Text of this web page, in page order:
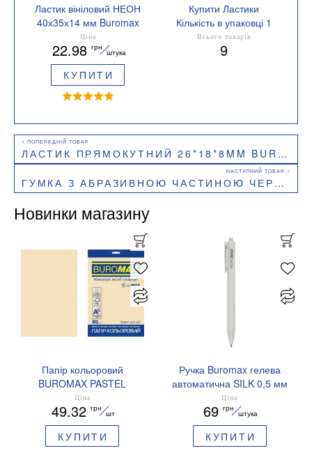
Ластик вініловий НЕОН
40х35х14 мм Buromax
BM.1123
Ціна
22.98 грн
штука
КУПИТИ
Купити Ластики
Кількість в упаковці 1
Всього товарів
9
ЛАСТИК ПРЯМОКУТНИЙ 26*18*8MM BUROMAX BM.1116
ГУМКА З АБРАЗИВНОЮ ЧАСТИНОЮ ЧЕРВОНИЙ 42*14*8MM BUROMAX BM.1120
Новинки магазину
Папір кольоровий
BUROMAX PASTEL
EUROMAX 20 арк А4 80 г/
мс BM.2721220E-08
Ціна
49.32 грн
шт
КУПИТИ
Ручка Buromax гелева
автоматична SILK 0,5 мм
сині чорнила BM.83100
Ціна
69 грн
штука
КУПИТИ